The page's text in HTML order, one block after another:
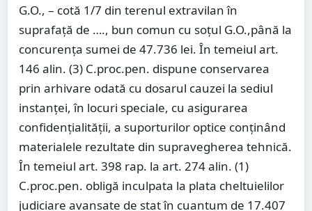
G.O., – cotă 1/7 din terenul extravilan în
suprafaţă de …., bun comun cu soţul G.O.,până la
concurenţa sumei de 47.736 lei. În temeiul art.
146 alin. (3) C.proc.pen. dispune conservarea
prin arhivare odată cu dosarul cauzei la sediul
instanţei, în locuri speciale, cu asigurarea
confidenţialităţii, a suporturilor optice conţinând
materialele rezultate din supravegherea tehnică.
În temeiul art. 398 rap. la art. 274 alin. (1)
C.proc.pen. obligă inculpata la plata cheltuielilor
judiciare avansate de stat în cuantum de 17.407